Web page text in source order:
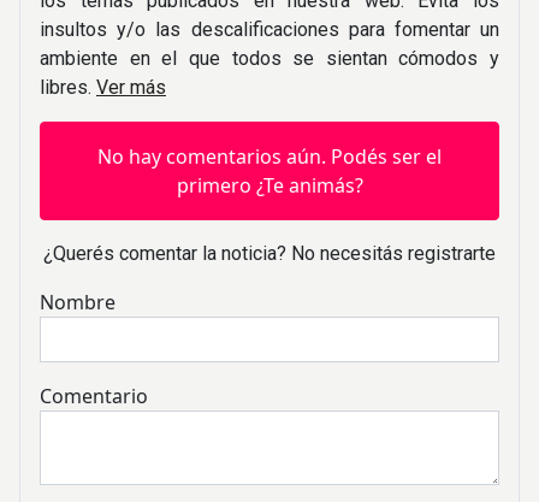
insultos y/o las descalificaciones para fomentar un
ambiente en el que todos se sientan cómodos y
libres. Ver más
No hay comentarios aún. Podés ser el
primero ¿Te animás?
¿Querés comentar la noticia? No necesitás registrarte
Nombre
Comentario